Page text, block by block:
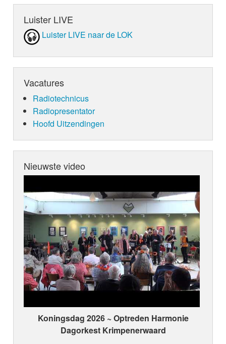
Luister LIVE
Luister LIVE naar de LOK
Vacatures
Radiotechnicus
Radiopresentator
Hoofd Uitzendingen
Nieuwste video
Koningsdag 2026 ~ Optreden Harmonie
Dagorkest Krimpenerwaard